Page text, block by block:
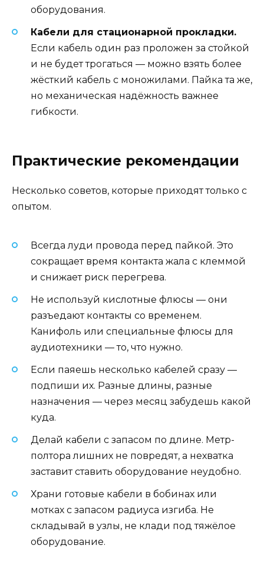
оборудования.
Кабели для стационарной прокладки.
Если кабель один раз проложен за стойкой
и не будет трогаться — можно взять более
жёсткий кабель с моножилами. Пайка та же,
но механическая надёжность важнее
гибкости.
Практические рекомендации
Несколько советов, которые приходят только с
опытом.
Всегда луди провода перед пайкой. Это
сокращает время контакта жала с клеммой
и снижает риск перегрева.
Не используй кислотные флюсы — они
разъедают контакты со временем.
Канифоль или специальные флюсы для
аудиотехники — то, что нужно.
Если паяешь несколько кабелей сразу —
подпиши их. Разные длины, разные
назначения — через месяц забудешь какой
куда.
Делай кабели с запасом по длине. Метр-
полтора лишних не повредят, а нехватка
заставит ставить оборудование неудобно.
Храни готовые кабели в бобинах или
мотках с запасом радиуса изгиба. Не
складывай в узлы, не клади под тяжёлое
оборудование.